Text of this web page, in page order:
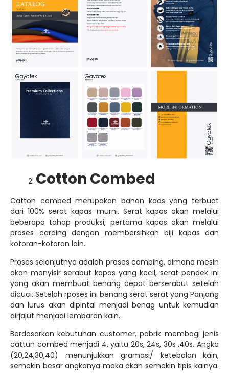
Cotton Combed
Catton combed merupakan bahan kaos yang terbuat
dari 100% serat kapas murni. Serat kapas akan melalui
beberapa tahap produksi, pertama kapas akan melalui
proses carding dengan membersihkan biji kapas dan
kotoran-kotoran lain.
Proses selanjutnya adalah proses combing, dimana mesin
akan menyisir serabut kapas yang kecil, serat pendek ini
yang akan membuat benang cepat berserabut setelah
dicuci. Setelah rposes ini benang serat serat yang Panjang
dan lurus akan dipintal menjadi benag untuk kemudian
dirjajut menjadi lembaran kain.
Berdasarkan kebutuhan customer, pabrik membagi jenis
cattun combed menjadi 4, yaitu 20s, 24s, 30s ,40s. Angka
(20,24,30,40) menunjukkan gramasi/ ketebalan kain,
semakin besar angkanya maka akan semakin tipis kainya.